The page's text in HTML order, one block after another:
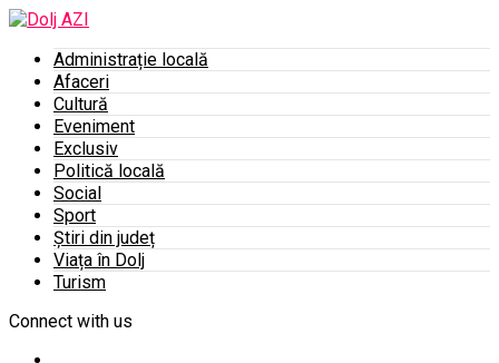
Administrație locală
Afaceri
Cultură
Eveniment
Exclusiv
Politică locală
Social
Sport
Știri din județ
Viața în Dolj
Turism
Connect with us